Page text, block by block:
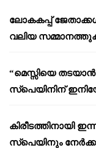
ലോകകപ്പ്
വലിയ
“മെസ്സിയെ
സ്പെയിനിന്
കിരീടത്തിനായി
സ്പെയിനും